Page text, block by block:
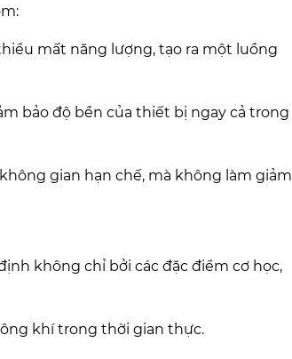
mất năng lượng, tạo ra một luồng
bảo độ bền của thiết bị ngay cả trong
gian hạn chế, mà không làm giảm
không chỉ bởi các đặc điểm cơ học,
khí trong thời gian thực.